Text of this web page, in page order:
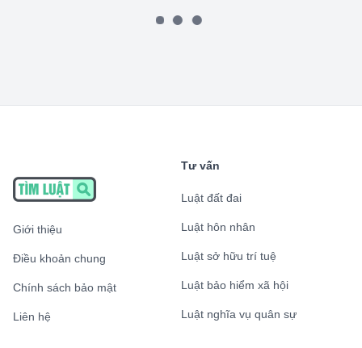
Giới thiệu
Điều khoản chung
Chính sách bảo mật
Liên hệ
Tư vấn
Luật đất đai
Luật hôn nhân
Luật sở hữu trí tuệ
Luật bảo hiểm xã hội
Luật nghĩa vụ quân sự